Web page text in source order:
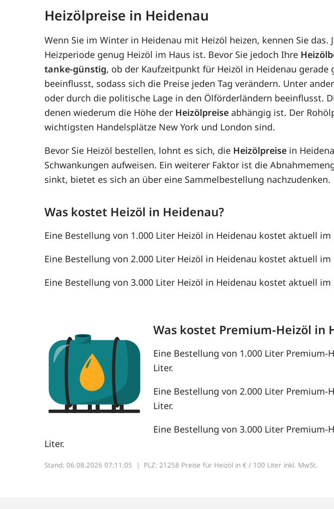
Heizölpreise in Heidenau
Wenn Sie im Winter in Heidenau mit Heizöl heizen, kennen Sie
Heizperiode genug Heizöl im Haus ist. Bevor Sie jedoch Ihre
tanke-günstig, ob der Kaufzeitpunkt für Heizöl in Heidenau gerade
beeinflusst, sodass sich die Preise jeden Tag verändern. Unter
oder durch die politische Lage in den Ölförderländern beeinflusst.
denen wiederum die Höhe der Heizölpreise abhängig ist. Der
wichtigsten Handelsplätze New York und London sind.
Bevor Sie Heizöl bestellen, lohnt es sich, die Heizölpreise in
Schwankungen aufweisen. Ein weiterer Faktor ist die
sinkt, bietet es sich an über eine Sammelbestellung nachzudenken.
Was kostet Heizöl in Heidenau?
Eine Bestellung von 1.000 Liter Heizöl in Heidenau kostet aktuell
Eine Bestellung von 2.000 Liter Heizöl in Heidenau kostet aktuell
Eine Bestellung von 3.000 Liter Heizöl in Heidenau kostet aktuell
Was kostet Premium-Heizöl in
Eine Bestellung von 1.000 Liter
Liter.
Eine Bestellung von 2.000 Liter
Liter.
Eine Bestellung von 3.000 Liter
Liter.
Stand: 06.08.2026 07:11:05 | PLZ: 21258 Preise für Heizöl in € / 100 Liter inkl. MwSt.